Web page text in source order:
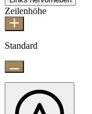
Zeilenhöhe
Standard